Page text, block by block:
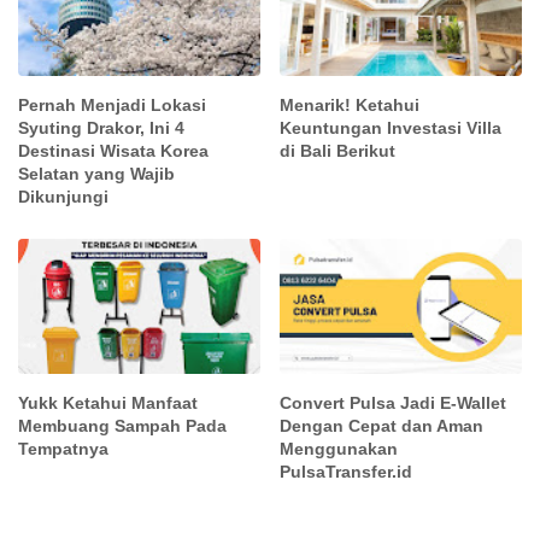
Pernah Menjadi Lokasi
Syuting Drakor, Ini 4
Destinasi Wisata Korea
Selatan yang Wajib
Dikunjungi
Menarik! Ketahui
Keuntungan Investasi Villa
di Bali Berikut
Yukk Ketahui Manfaat
Membuang Sampah Pada
Tempatnya
Convert Pulsa Jadi E-Wallet
Dengan Cepat dan Aman
Menggunakan
PulsaTransfer.id